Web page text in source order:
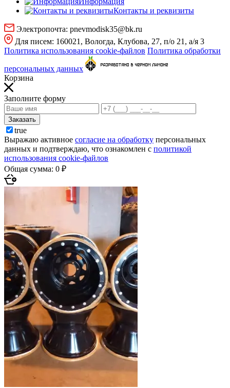
Контакты и реквизиты
Электропочта: pnevmodisk35@bk.ru
Для писем: 160021, Вологда, Клубова, 27, п/о 21, а/я 3
Политика использования cookie-файлов Политика обработки
персональных данных
Корзина
Заполните форму
Заказать
true
Выражаю активное согласие на обработку персональных
данных и подтверждаю, что ознакомлен с политикой
использования cookie-файлов
Общая сумма: 0 ₽